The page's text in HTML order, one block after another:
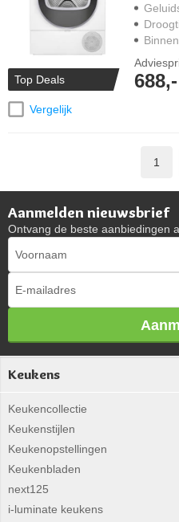
Top Deals
Vergelijk
688,-
1
Aanmelden nieuwsbrief
Ontvang de beste aanbiedingen
Keukens
Keukencollectie
Keukenstijlen
Keukenopstellingen
Keukenbladen
next125
i-luminate keukens